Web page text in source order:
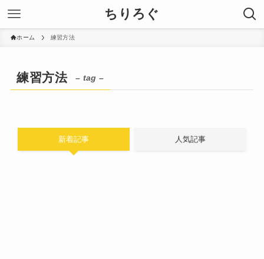
ちりろぐ
ホーム 練習方法
練習方法 – tag –
新着記事 人気記事